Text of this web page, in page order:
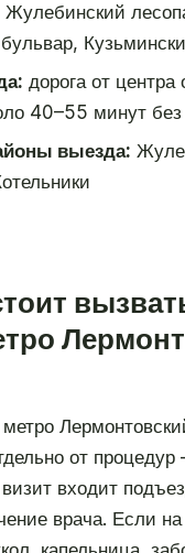
Жулебинский
дорога от центра
40–55 минут без
выезда:
от
визит входит
врача. Если